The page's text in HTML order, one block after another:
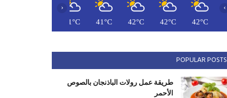
42°C
42°C
42°C
41°C
41°C
‹ ›
POPULAR POSTS
طريقة عمل رولات الباذنجان بالصوص
الأحمر